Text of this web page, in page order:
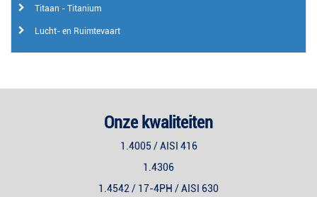
Titaan - Titanium
Lucht- en Ruimtevaart
Onze kwaliteiten
1.4005 / AISI 416
1.4306
1.4542 / 17-4PH / AISI 630